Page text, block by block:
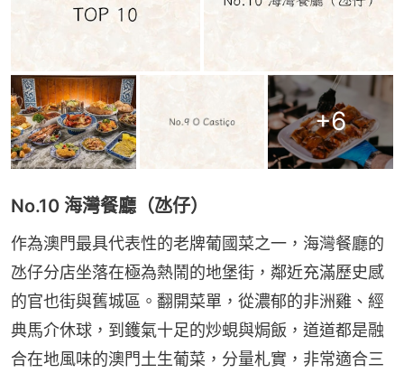
+6
No.10 海灣餐廳（氹仔）
作為澳門最具代表性的老牌葡國菜之一，海灣餐廳的
氹仔分店坐落在極為熱鬧的地堡街，鄰近充滿歷史感
的官也街與舊城區。翻開菜單，從濃郁的非洲雞、經
典馬介休球，到鑊氣十足的炒蜆與焗飯，道道都是融
合在地風味的澳門土生葡菜，分量札實，非常適合三